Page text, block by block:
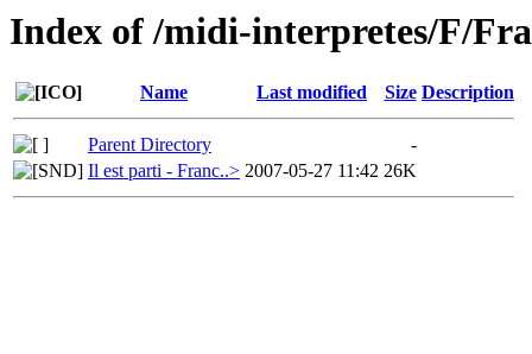
Index of /midi-interpretes/F/
Name Last modified Size Description
Parent Directory
-
Il est parti - Franc..> 2007-05-27 11:42 26K